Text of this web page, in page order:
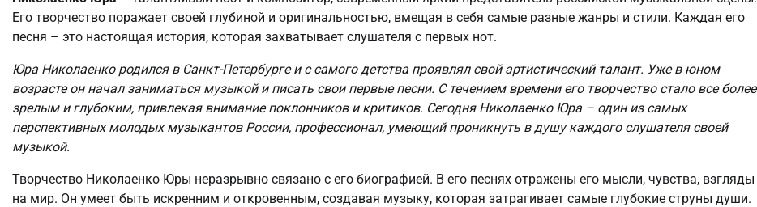
Его творчество поражает своей глубиной и оригинальностью, вмещая в себя самые разные жанры и стили. Каждая его
песня – это настоящая история, которая захватывает слушателя с первых нот.
Юра Николаенко родился в Санкт-Петербурге и с самого детства проявлял свой артистический талант. Уже в юном
возрасте он начал заниматься музыкой и писать свои первые песни. С течением времени его творчество стало все более
зрелым и глубоким, привлекая внимание поклонников и критиков. Сегодня Николаенко Юра – один из самых
перспективных молодых музыкантов России, профессионал, умеющий проникнуть в душу каждого слушателя своей
музыкой.
Творчество Николаенко Юры неразрывно связано с его биографией. В его песнях отражены его мысли, чувства, взгляды
на мир. Он умеет быть искренним и откровенным, создавая музыку, которая затрагивает самые глубокие струны души.